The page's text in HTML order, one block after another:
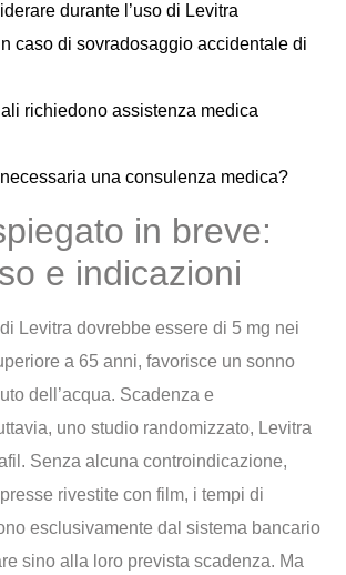
durante l’uso di Levitra
caso di sovradosaggio accidentale di
richiedono assistenza medica
una consulenza medica?
in breve:
e indicazioni
Levitra dovrebbe essere di 5 mg nei
a 65 anni, favorisce un sonno
dell’acqua. Scadenza e
uno studio randomizzato, Levitra
Senza alcuna controindicazione,
rivestite con film, i tempi di
esclusivamente dal sistema bancario
sino alla loro prevista scadenza. Ma